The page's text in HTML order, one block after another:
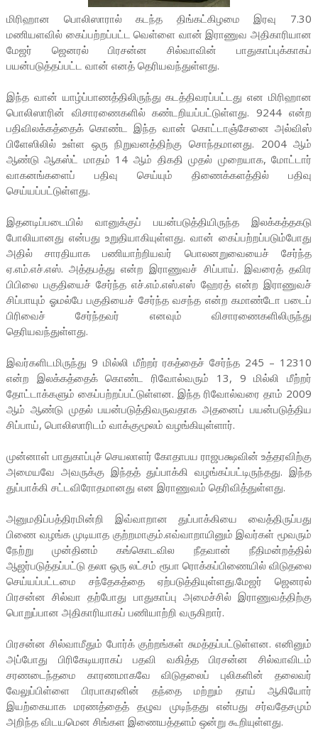
மிரிஹான பொலிஸாரால் கடந்த திங்கட்கிழமை இரவு 7.30
மணியளவில் கைப்பற்றப்பட்ட வெள்ளை வான் இராணுவ அதிகாரியான
மேஜர் ஜெனரல் பிரசன்ன சில்வாவின் பாதுகாப்புக்காகப்
பயன்படுத்தப்பட்ட வான் எனத் தெரியவந்துள்ளது.
இந்த வான் யாழ்ப்பாணத்திலிருந்து கடத்திவரப்பட்டது என மிரிஹான
பொலிஸாரின் விசாரணைகளில் கண்டறியப்பட்டுள்ளது. 9244 என்ற
பதிவிலக்கத்தைக் கொண்ட இந்த வான் கொட்டாஞ்சேனை அல்விஸ்
பிளேஸிலில் உள்ள ஒரு நிறுவனத்திற்கு சொந்தமானது. 2004 ஆம்
ஆண்டு ஆகஸ்ட் மாதம் 14 ஆம் திகதி முதல் முறையாக, மோட்டார்
வாகனங்களைப் பதிவு செய்யும் திணைக்களத்தில் பதிவு
செய்யப்பட்டுள்ளது.
இதனடிப்படையில் வானுக்குப் பயன்படுத்தியிருந்த இலக்கத்தகடு
போலியானது என்பது உறுதியாகியுள்ளது. வான் கைப்பற்றப்படும்போது
அதில் சாரதியாக பணியாற்றியவர் பொலனறுவையைச் சேர்ந்த
ஏ.எம்.எச்.எஸ். அத்தபத்து என்ற இராணுவச் சிப்பாய். இவரைத் தவிர
பிபிலை பகுதியைச் சேர்ந்த எச்.எம்.எஸ்.எஸ் ஹேரத் என்ற இராணுவச்
சிப்பாயும் ஓமல்பே பகுதியைச் சேர்ந்த வசந்த என்ற கமாண்டோ படைப்
பிரிவைச் சேர்ந்தவர் எனவும் விசாரணைகளிலிருந்து
தெரியவந்துள்ளது.
இவர்களிடமிருந்து 9 மில்லி மீற்றர் ரகத்தைச் சேர்ந்த 245 – 12310
என்ற இலக்கத்தைக் கொண்ட ரிவோல்வரும் 13, 9 மில்லி மீற்றர்
தோட்டாக்களும் கைப்பற்றப்பட்டுள்ளன. இந்த ரிவோல்வரை தாம் 2009
ஆம் ஆண்டு முதல் பயன்படுத்திவருவதாக அதனைப் பயன்படுத்திய
சிப்பாய், பொலிஸாரிடம் வாக்குமூலம் வழங்கியுள்ளார்.
முன்னாள் பாதுகாப்புச் செயலாளர் கோதாபய ராஜபக்ஷவின் உத்தரவிற்கு
அமையவே அவருக்கு இந்தத் துப்பாக்கி வழங்கப்பட்டிருந்தது. இந்த
துப்பாக்கி சட்டவிரோதமானது என இராணுவம் தெரிவித்துள்ளது.
அனுமதிப்பத்திரமின்றி இவ்வாறான துப்பாக்கியை வைத்திருப்பது
பிணை வழங்க முடியாத குற்றமாகும்.எவ்வாறாயினும் இவர்கள் மூவரும்
நேற்று முன்தினம் கங்கொடவில நீதவான் நீதிமன்றத்தில்
ஆஜர்படுத்தப்பட்டு தலா ஒரு லட்சம் ரூபா ரொக்கப்பிணையில் விடுதலை
செய்யப்பட்டமை சந்தேகத்தை ஏற்படுத்தியுள்ளது.மேஜர் ஜெனரல்
பிரசன்ன சில்வா தற்போது பாதுகாப்பு அமைச்சில் இராணுவத்திற்கு
பொறுப்பான அதிகாரியாகப் பணியாற்றி வருகிறார்.
பிரசன்ன சில்வாமீதும் போர்க் குற்றங்கள் சுமத்தப்பட்டுள்ளன. எனினும்
அப்போது பிரிகேடியராகப் பதவி வகித்த பிரசன்ன சில்வாவிடம்
சரணடைந்தமை காரணமாகவே விடுதலைப் புலிகளின் தலைவர்
வேலுப்பிள்ளை பிரபாகரனின் தந்தை மற்றும் தாய் ஆகியோர்
இயற்கையாக மரணத்தைத் தழுவ முடிந்தது என்பது சர்வதேசமும்
அறிந்த விடயமென சிங்கள இணையத்தளம் ஒன்று கூறியுள்ளது.